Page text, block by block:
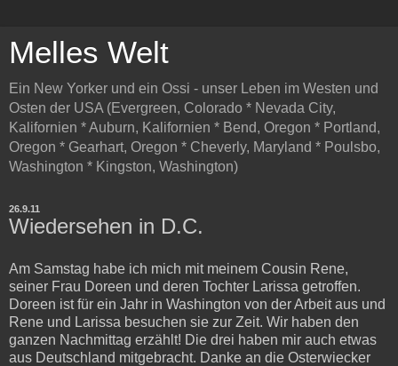
Melles Welt
Ein New Yorker und ein Ossi - unser Leben im Westen und
Osten der USA (Evergreen, Colorado * Nevada City,
Kalifornien * Auburn, Kalifornien * Bend, Oregon * Portland,
Oregon * Gearhart, Oregon * Cheverly, Maryland * Poulsbo,
Washington * Kingston, Washington)
26.9.11
Wiedersehen in D.C.
Am Samstag habe ich mich mit meinem Cousin Rene,
seiner Frau Doreen und deren Tochter Larissa getroffen.
Doreen ist für ein Jahr in Washington von der Arbeit aus und
Rene und Larissa besuchen sie zur Zeit. Wir haben den
ganzen Nachmittag erzählt! Die drei haben mir auch etwas
aus Deutschland mitgebracht. Danke an die Osterwiecker